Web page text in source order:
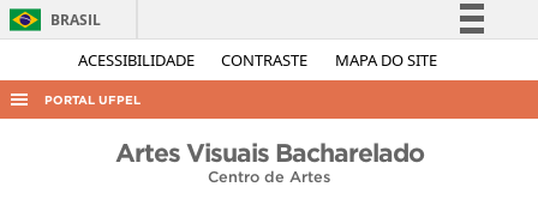
ACESSIBILIDADE CONTRASTE MAPA DO SITE
BRASIL
Simplifique!
Acesso à informação
PORTAL UFPEL
Artes Visuais Bacharelado
Centro de Artes